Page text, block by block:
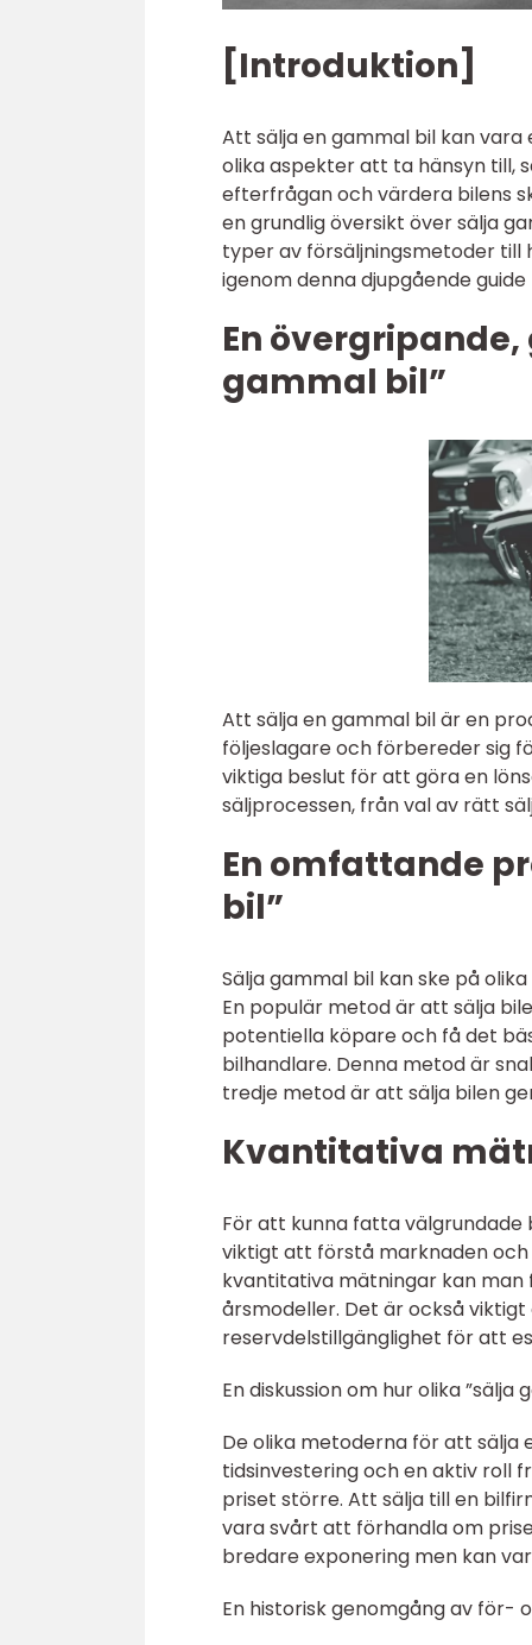
[Introduktion]
Att sälja en gammal bil kan
olika aspekter att ta hänsyn till,
efterfrågan och värdera bilens
en grundlig översikt över sälja
typer av försäljningsmetoder till
igenom denna djupgående
En
gammal bil”
Att sälja en gammal bil är en
följeslagare och förbereder sig
viktiga beslut för att göra en
säljprocessen, från val av rätt
En omfattande
bil”
Sälja gammal bil kan ske på
En populär metod är att sälja
potentiella köpare och få det
bilhandlare. Denna metod är
tredje metod är att sälja bilen
Kvantitativa
För att kunna fatta
viktigt att förstå marknaden
kvantitativa mätningar kan
årsmodeller. Det är också
reservdelstillgänglighet för att
En diskussion om hur olika
De olika metoderna för att sälja
tidsinvestering och en aktiv roll
priset större. Att sälja till en
vara svårt att förhandla om
bredare exponering men kan
En historisk genomgång av för-